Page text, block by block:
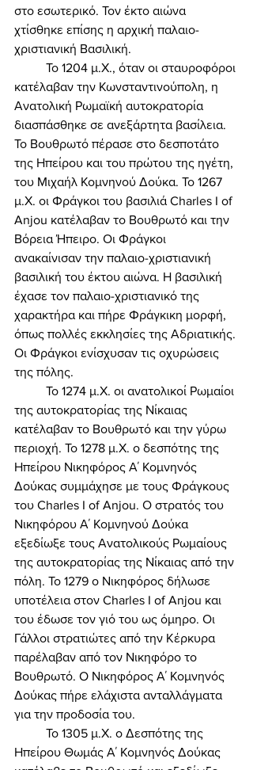
στο εσωτερικό. Τον έκτο αιώνα
χτίσθηκε επίσης η αρχική παλαιο-
χριστιανική Βασιλική.
κατέλαβαν την Κωνσταντινούπολη, η
Ανατολική Ρωμαϊκή αυτοκρατορία
διασπάσθηκε σε ανεξάρτητα βασίλεια.
Το Βουθρωτό πέρασε στο δεσποτάτο
της Ηπείρου και του πρώτου της ηγέτη,
του Μιχαήλ Κομνηνού Δούκα. Το 1267
μ.Χ. οι Φράγκοι του βασιλιά Charles I of
Anjou κατέλαβαν το Βουθρωτό και την
Βόρεια Ήπειρο. Οι Φράγκοι
ανακαίνισαν την παλαιο-χριστιανική
βασιλική του έκτου αιώνα. Η βασιλική
έχασε τον παλαιο-χριστιανικό της
χαρακτήρα και πήρε Φράγκικη μορφή,
όπως πολλές εκκλησίες της Αδριατικής.
Οι Φράγκοι ενίσχυσαν τις οχυρώσεις
της πόλης.
της αυτοκρατορίας της Νίκαιας
κατέλαβαν το Βουθρωτό και την γύρω
περιοχή. Το 1278 μ.Χ. ο δεσπότης της
Ηπείρου Νικηφόρος Α΄ Κομνηνός
Δούκας συμμάχησε με τους Φράγκους
του Charles I of Anjou. Ο στρατός του
Νικηφόρου Α΄ Κομνηνού Δούκα
εξεδίωξε τους Ανατολικούς Ρωμαίους
της αυτοκρατορίας της Νίκαιας από την
πόλη. Το 1279 ο Νικηφόρος δήλωσε
υποτέλεια στον Charles I of Anjou και
του έδωσε τον γιό του ως όμηρο. Οι
Γάλλοι στρατιώτες από την Κέρκυρα
παρέλαβαν από τον Νικηφόρο το
Βουθρωτό. O Νικηφόρος Α΄ Κομνηνός
Δούκας πήρε ελάχιστα ανταλλάγματα
για την προδοσία του.
Ηπείρου Θωμάς Α΄ Κομνηνός Δούκας